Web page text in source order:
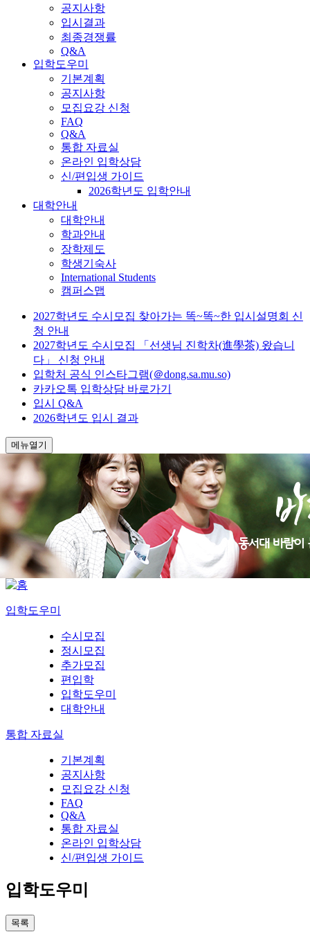
공지사항
입시결과
최종경쟁률
Q&A
입학도우미
기본계획
공지사항
모집요강 신청
FAQ
Q&A
통합 자료실
온라인 입학상담
신/편입생 가이드
2026학년도 입학안내
대학안내
대학안내
학과안내
장학제도
학생기숙사
International Students
캠퍼스맵
2027학년도 수시모집 찾아가는 똑~똑~한 입시설명회 신
청 안내
2027학년도 수시모집 「선생님 진학차(進學茶) 왔습니
다」 신청 안내
입학처 공식 인스타그램(＠dong.sa.mu.so)
카카오톡 입학상담 바로가기
입시 Q&A
2026학년도 입시 결과
메뉴열기
입학도우미
수시모집
정시모집
추가모집
편입학
입학도우미
대학안내
통합 자료실
기본계획
공지사항
모집요강 신청
FAQ
Q&A
통합 자료실
온라인 입학상담
신/편입생 가이드
입학도우미
목록